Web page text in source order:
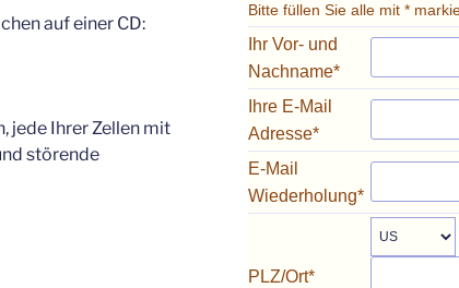
auf einer CD:
jede Ihrer Zellen mit
störende
Bitte füllen Sie alle mit *
Ihr Vor- und
Nachname*
Ihre E-Mail
Adresse*
E-Mail
Wiederholung*
PLZ/Ort*